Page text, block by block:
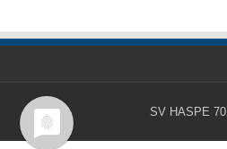
SV HASPE 70